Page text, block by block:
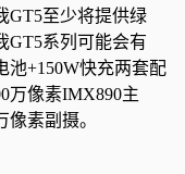
GT5至少将提供绿
GT5系列可能会有
池+150W快充两套配
万像素IMX890主
素副摄。